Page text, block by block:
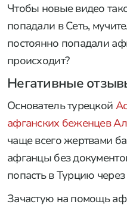
Чтобы новые видео
попадали в Сеть,
постоянно попадали
происходит?
Негативные
Основатель турецкой
афганских беженцев
чаще всего жертвами
афганцы без
попасть в Турцию
Зачастую на помощь